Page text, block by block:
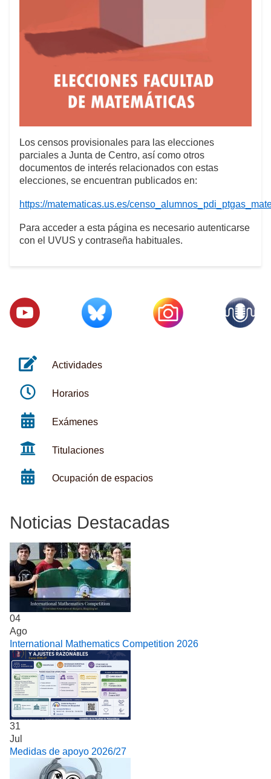
Los censos provisionales para las elecciones
parciales a Junta de Centro, así como otros
documentos de interés relacionados con estas
elecciones, se encuentran publicados en:
https://matematicas.us.es/
Para acceder a esta página es necesario autenticarse
con el UVUS y contraseña habituales.
Actividades
Horarios
Exámenes
Titulaciones
Ocupación de espacios
Noticias Destacadas
04
Ago
International Mathematics Competition 2026
31
Jul
Medidas de apoyo 2026/27